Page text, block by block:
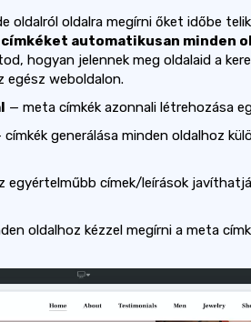
oldalról oldalra megírni őket időbe
címkéket automatikusan minden
hogyan jelennek meg oldalaid a
weboldalon.
— meta címkék azonnali létrehozása
címkék generálása minden oldalhoz
egyértelműbb címek/leírások
oldalhoz kézzel megírni a meta